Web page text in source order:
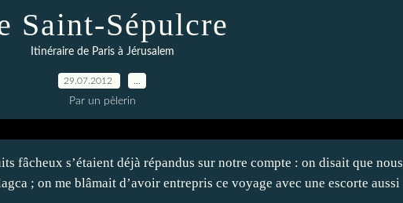
Saint-Sépulcre
Itinéraire de Paris à Jérusalem
29.07.2012
Par un pèlerin
fâcheux s’étaient déjà répandus sur notre compte : on disait que nous
; on me blâmait d’avoir entrepris ce voyage avec une escorte aussi